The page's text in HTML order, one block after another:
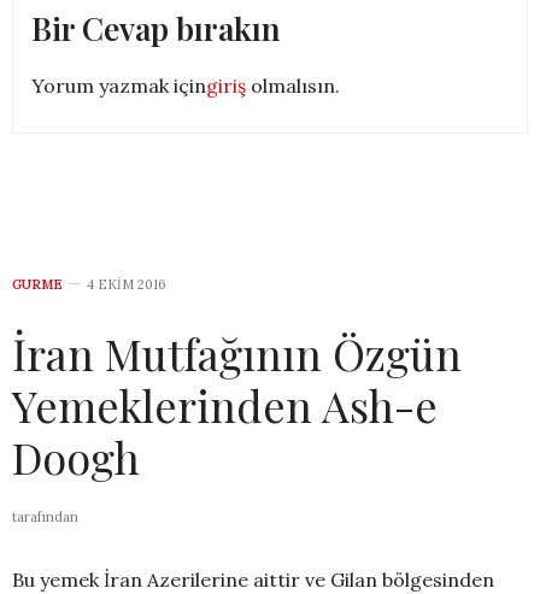
Bir Cevap bırakın
Yorum yazmak içingiriş olmalısın.
GURME 4 EKIM 2016
İran Mutfağının Özgün
Yemeklerinden Ash-e
Doogh
tarafından
Bu yemek İran Azerilerine aittir ve Gilan bölgesinden